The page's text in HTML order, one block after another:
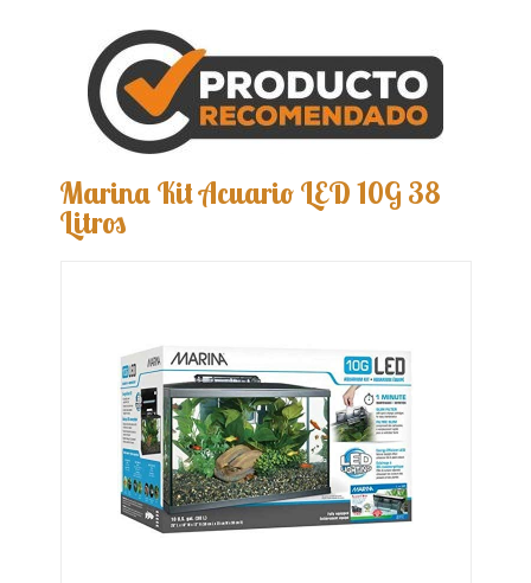
Marina Kit Acuario LED 10G 38
Litros